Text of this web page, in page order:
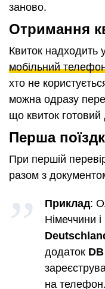
заново.
Отримання
Квиток надходить
мобільний
хто не
можна одразу
що квиток готовий
Перша
При першій
разом з
Приклад:
Німеччини
додаток
на